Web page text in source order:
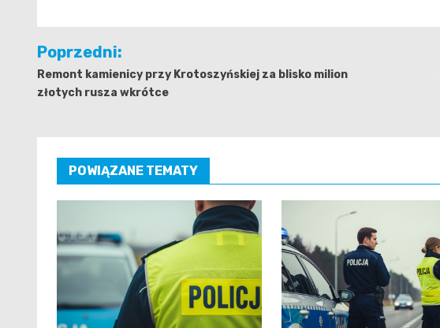
Nawigacja
wpisu
Poprzedni:
Remont kamienicy przy Krotoszyńskiej za blisko milion
złotych rusza wkrótce
POWIĄZANE TEMATY